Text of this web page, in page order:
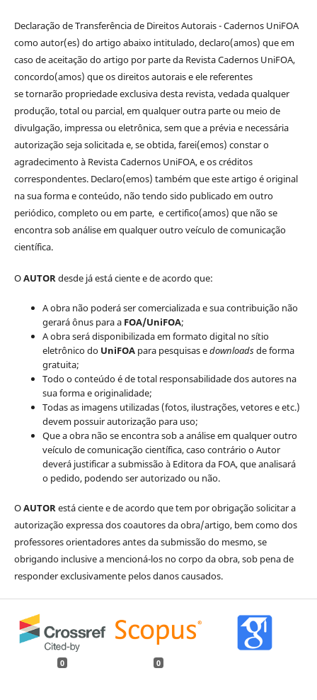
Declaração de Transferência de Direitos Autorais - Cadernos UniFOA
como autor(es) do artigo abaixo intitulado, declaro(amos) que em
caso de aceitação do artigo por parte da Revista Cadernos UniFOA,
concordo(amos) que os direitos autorais e ele referentes
se tornarão propriedade exclusiva desta revista, vedada qualquer
produção, total ou parcial, em qualquer outra parte ou meio de
divulgação, impressa ou eletrônica, sem que a prévia e necessária
autorização seja solicitada e, se obtida, farei(emos) constar o
agradecimento à Revista Cadernos UniFOA, e os créditos
correspondentes. Declaro(emos) também que este artigo é original
na sua forma e conteúdo, não tendo sido publicado em outro
periódico, completo ou em parte, e certifico(amos) que não se
encontra sob análise em qualquer outro veículo de comunicação
científica.
OAUTORdesde já está ciente e de acordo que:
A obra não poderá ser comercializada e sua contribuição não
gerará ônus para a FOA/UniFOA;
A obra será disponibilizada em formato digital no sítio
eletrônico do UniFOApara pesquisas edownloadsde forma
gratuita;
Todo o conteúdo é de total responsabilidade dos autores na
sua forma e originalidade;
Todas as imagens utilizadas (fotos, ilustrações, vetores e etc.)
devem possuir autorização para uso;
Que a obra não se encontra sob a análise em qualquer outro
veículo de comunicação científica, caso contrário o Autor
deverá justificar a submissão à Editora da FOA, que analisará
o pedido, podendo ser autorizado ou não.
OAUTORestá ciente e de acordo que tem por obrigação solicitar a
autorização expressa dos coautores da obra/artigo, bem como dos
professores orientadores antes da submissão do mesmo, se
obrigando inclusive a mencioná-los no corpo da obra, sob pena de
responder exclusivamente pelos danos causados.
0 0